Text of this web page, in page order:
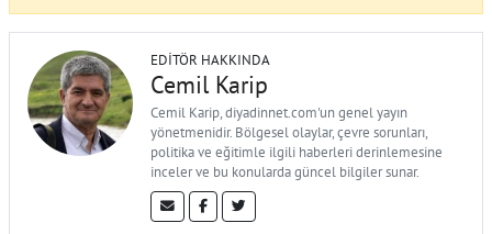
EDITÖR HAKKINDA
Cemil Karip
Cemil Karip, diyadinnet.com'un genel yayın
yönetmenidir. Bölgesel olaylar, çevre sorunları,
politika ve eğitimle ilgili haberleri derinlemesine
inceler ve bu konularda güncel bilgiler sunar.